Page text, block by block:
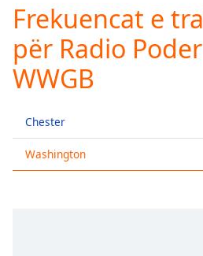
Play
Skip
Backward
Skip
Forward
Mute
Time0:00
Duration-:-
Loaded:
Frekuencat e
për Radio
WWGB
Chester
Washington